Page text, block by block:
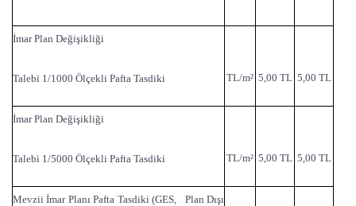
İmar Plan Değişikliği
Talebi 1/1000 Ölçekli Pafta Tasdiki TL/m² 5,00 TL 5,00 TL
İmar Plan Değişikliği
Talebi 1/5000 Ölçekli Pafta Tasdiki TL/m² 5,00 TL 5,00 TL
Mevzii İmar Planı Pafta Tasdiki (GES, Plan Dışı